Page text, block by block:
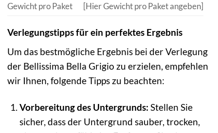
Gewicht pro Paket
[Hier Gewicht pro Paket angeben]
Verlegungstipps für ein perfektes Ergebnis
Um das bestmögliche Ergebnis bei der Verlegung
der Bellissima Bella Grigio zu erzielen, empfehlen
wir Ihnen, folgende Tipps zu beachten:
Vorbereitung des Untergrunds: Stellen Sie
sicher, dass der Untergrund sauber, trocken,